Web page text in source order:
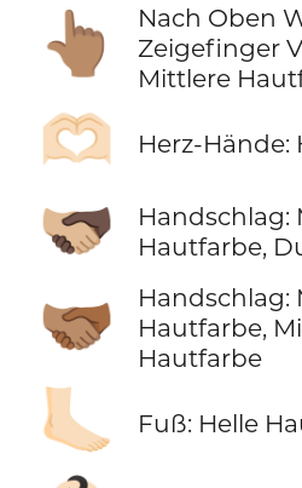
👆🏽
Nach Oben
Zeigefinger
Mittlere
🫶🏻 Herz-Hände:
🫱🏼‍🫲🏿
Handschlag:
Hautfarbe,
🫱🏽‍🫲🏾
Handschlag:
Hautfarbe,
Hautfarbe
🦶🏻 Fuß: Helle